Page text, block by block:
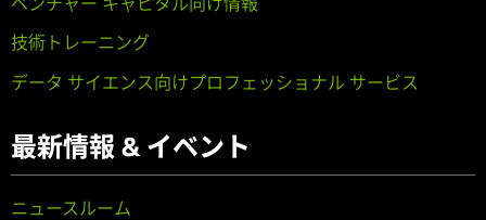
技術トレーニング
データ サイエンス向けプロフェッショナル サービス
最新情報 & イベント
ニュースルーム